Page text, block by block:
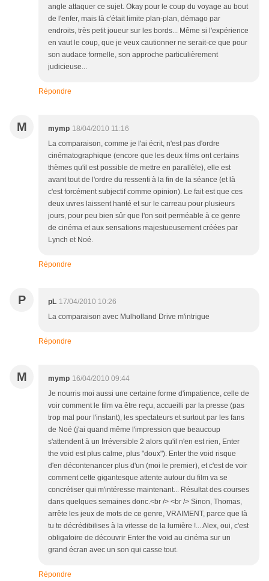
angle attaquer ce sujet. Okay pour le coup du voyage au bout
de l'enfer, mais là c'était limite plan-plan, démago par
endroits, très petit joueur sur les bords... Même si l'expérience
en vaut le coup, que je veux cautionner ne serait-ce que pour
son audace formelle, son approche particulièrement
judicieuse...
Répondre
M mymp 18/04/2010 11:16
La comparaison, comme je l'ai écrit, n'est pas d'ordre
cinématographique (encore que les deux films ont certains
thèmes qu'il est possible de mettre en parallèle), elle est
avant tout de l'ordre du ressenti à la fin de la séance (et là
c'est forcément subjectif comme opinion). Le fait est que ces
deux uvres laissent hanté et sur le carreau pour plusieurs
jours, pour peu bien sûr que l'on soit perméable à ce genre
de cinéma et aux sensations majestueusement créées par
Lynch et Noé.
Répondre
P pL 17/04/2010 10:26
La comparaison avec Mulholland Drive m'intrigue
Répondre
M mymp 16/04/2010 09:44
Je nourris moi aussi une certaine forme d'impatience, celle de
voir comment le film va être reçu, accueilli par la presse (pas
trop mal pour l'instant), les spectateurs et surtout par les fans
de Noé (j'ai quand même l'impression que beaucoup
s'attendent à un Irréversible 2 alors qu'il n'en est rien, Enter
the void est plus calme, plus "doux"). Enter the void risque
d'en décontenancer plus d'un (moi le premier), et c'est de voir
comment cette gigantesque attente autour du film va se
concrétiser qui m'intéresse maintenant... Résultat des courses
dans quelques semaines donc.<br /> <br /> Sinon, Thomas,
arrête les jeux de mots de ce genre, VRAIMENT, parce que là
tu te décrédibilises à la vitesse de la lumière !... Alex, oui, c'est
obligatoire de découvrir Enter the void au cinéma sur un
grand écran avec un son qui casse tout.
Répondre